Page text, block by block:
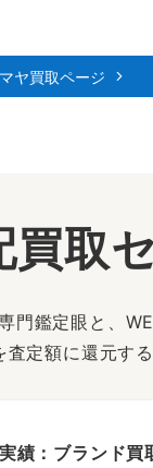
マヤ買取ページ
買取
鑑定眼と、
定額に還元す
実績：ブランド